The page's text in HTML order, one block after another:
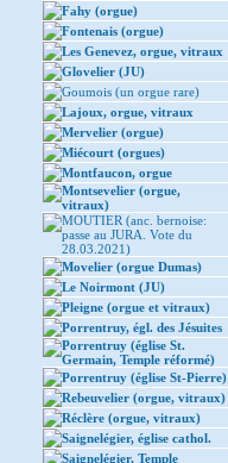
Fahy (orgue)
Fontenais (orgue)
Les Genevez, orgue, vitraux
Glovelier (JU)
Goumois (un orgue rare)
Lajoux, orgue, vitraux
Mervelier (orgue)
Miécourt (orgues)
Montfaucon, orgue
Montsevelier (orgue,
vitraux)
MOUTIER (anc. bernoise:
passe au JURA. Vote du
28.03.2021)
Movelier (orgue Dumas)
Le Noirmont (JU)
Pleigne (orgue et vitraux)
Porrentruy, égl. des Jésuites
Porrentruy (église St.
Germain, Temple réformé)
Porrentruy (église St-Pierre)
Rebeuvelier (orgue, vitraux)
Réclère (orgue, vitraux)
Saignelégier, église cathol.
Saignelégier, Temple